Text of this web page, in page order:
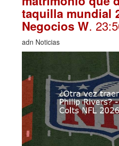
taquilla mundial
Negocios W.
adn Noticias